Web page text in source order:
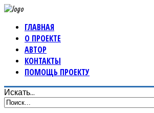
ГЛАВНАЯ
О ПРОЕКТЕ
АВТОР
КОНТАКТЫ
ПОМОЩЬ ПРОЕКТУ
Искать...